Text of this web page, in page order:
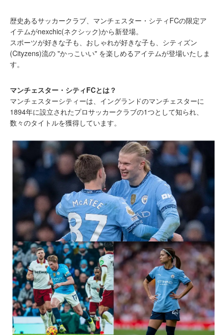
歴史あるサッカークラブ、マンチェスター・シティFCの限定ア
イテムがnexchic(ネクシック)から新登場。
スポーツが好きな子も、おしゃれが好きな子も、シティズン
(Cityzens)流の "かっこいい" を楽しめるアイテムが登場いたしま
す。
マンチェスター・シティFCとは？
マンチェスターシティーは、イングランドのマンチェスターに
1894年に設立されたプロサッカークラブの1つとして知られ、
数々のタイトルを獲得しています。